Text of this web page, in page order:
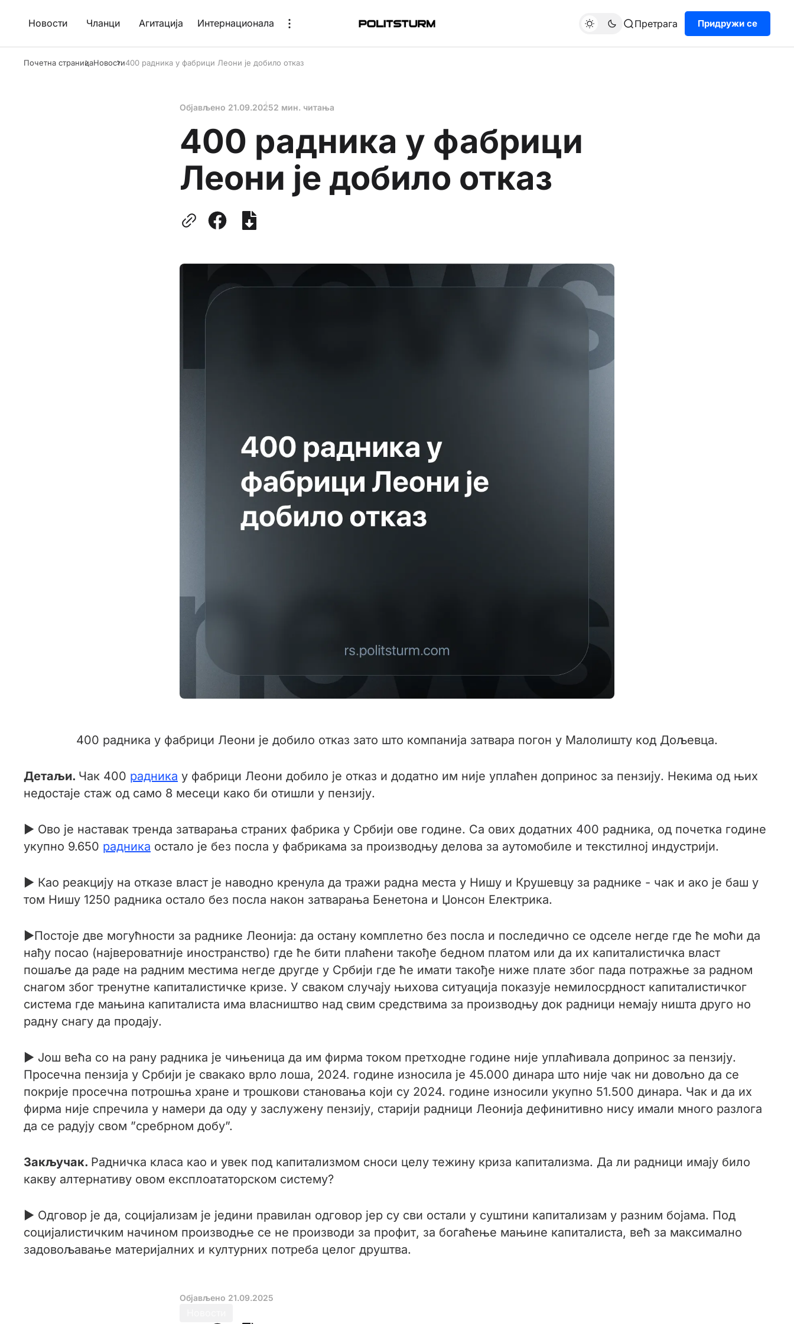
Новости Чланци Агитација Интернационала Претрага Придружи се
Почетна страницаНовости400 радника у фабрици Леони је добило отказ
Објављено 21.09.20252 мин. читања
400 радника у фабрици
Леони је добило отказ
400 радника у фабрици Леони је добило отказ зато што компанија затвара погон у Малолишту код Дољевца.
Детаљи. Чак 400 радника у фабрици Леони добило је отказ и додатно им није уплаћен допринос за пензију. Некима од њих
недостаје стаж од само 8 месеци како би отишли у пензију.
► Ово је наставак тренда затварања страних фабрика у Србији ове године. Са ових додатних 400 радника, од почетка године
укупно 9.650 радника остало је без посла у фабрикама за производњу делова за аутомобиле и текстилној индустрији.
► Као реакцију на отказе власт је наводно кренула да тражи радна места у Нишу и Крушевцу за раднике - чак и ако је баш у
том Нишу 1250 радника остало без посла након затварања Бенетона и Џонсон Електрика.
►Постоје две могућности за раднике Леонија: да остану комплетно без посла и последично се одселе негде где ће моћи да
нађу посао (највероватније иностранство) где ће бити плаћени такође бедном платом или да их капиталистичка власт
пошаље да раде на радним местима негде другде у Србији где ће имати такође ниже плате због пада потражње за радном
снагом због тренутне капиталистичке кризе. У сваком случају њихова ситуација показује немилосрдност капиталистичког
система где мањина капиталиста има власништво над свим средствима за производњу док радници немају ништа друго но
радну снагу да продају.
► Још већа со на рану радника је чињеница да им фирма током претходне године није уплаћивала допринос за пензију.
Просечна пензија у Србији је свакако врло лоша, 2024. године износила је 45.000 динара што није чак ни довољно да се
покрије просечна потрошња хране и трошкови становања који су 2024. године износили укупно 51.500 динара. Чак и да их
фирма није спречила у намери да оду у заслужену пензију, старији радници Леонија дефинитивно нису имали много разлога
да се радују свом ”сребрном добу”.
Закључак. Радничка класа као и увек под капитализмом сноси целу тежину криза капитализма. Да ли радници имају било
какву алтернативу овом експлоататорском систему?
► Одговор је да, социјализам је једини правилан одговор јер су сви остали у суштини капитализам у разним бојама. Под
социјалистичким начином производње се не производи за профит, за богаћење мањине капиталиста, већ за максимално
задовољавање материјалних и културних потреба целог друштва.
Објављено 21.09.2025